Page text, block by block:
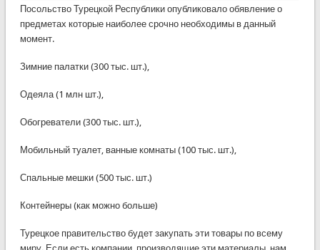
Посольство Турецкой Республики опубликовало обявление о
предметах которые наиболее срочно необходимы в данный
момент.
Зимние палатки (300 тыс. шт.),
Одеяла (1 млн шт.),
Обогреватели (300 тыс. шт.),
Мобильный туалет, ванные комнаты (100 тыс. шт.),
Спальные мешки (500 тыс. шт.)
Контейнеры (как можно больше)
Турецкое правительство будет закупать эти товары по всему